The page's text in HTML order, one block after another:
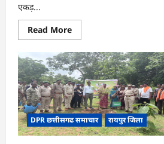
एकड़...
Read MoreRead
more
CG
:
धान
के
साथ
अदरक
की
खेती
ने
बदली
किसान
DPR छत्तीसगढ समाचार रायपुर जिला